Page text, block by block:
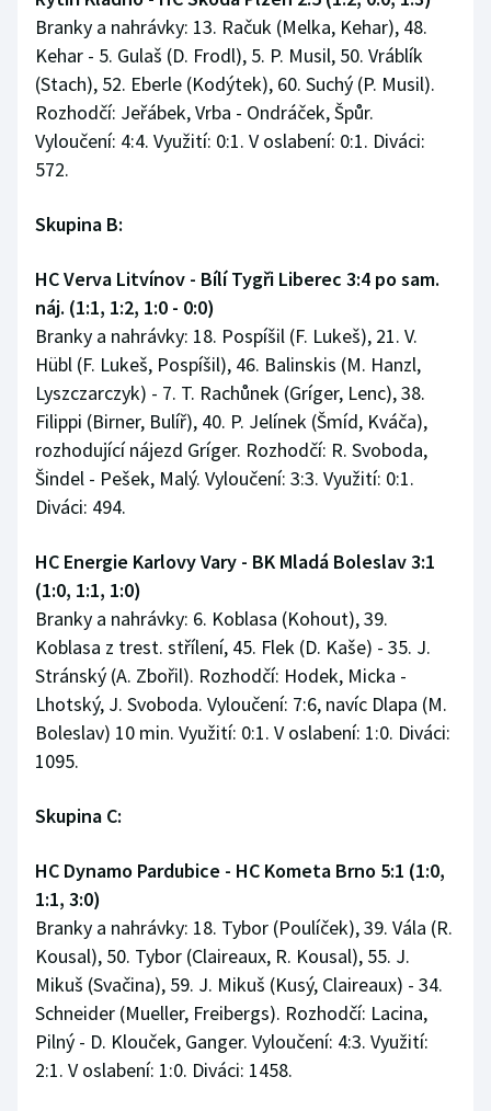
Branky a nahrávky: 13. Račuk (Melka, Kehar), 48.
Kehar - 5. Gulaš (D. Frodl), 5. P. Musil, 50. Vráblík
(Stach), 52. Eberle (Kodýtek), 60. Suchý (P. Musil).
Rozhodčí: Jeřábek, Vrba - Ondráček, Špůr.
Vyloučení: 4:4. Využití: 0:1. V oslabení: 0:1. Diváci:
572.
Skupina B:
HC Verva Litvínov - Bílí Tygři Liberec 3:4 po sam.
náj. (1:1, 1:2, 1:0 - 0:0)
Branky a nahrávky: 18. Pospíšil (F. Lukeš), 21. V.
Hübl (F. Lukeš, Pospíšil), 46. Balinskis (M. Hanzl,
Lyszczarczyk) - 7. T. Rachůnek (Gríger, Lenc), 38.
Filippi (Birner, Bulíř), 40. P. Jelínek (Šmíd, Kváča),
rozhodující nájezd Gríger. Rozhodčí: R. Svoboda,
Šindel - Pešek, Malý. Vyloučení: 3:3. Využití: 0:1.
Diváci: 494.
HC Energie Karlovy Vary - BK Mladá Boleslav 3:1
(1:0, 1:1, 1:0)
Branky a nahrávky: 6. Koblasa (Kohout), 39.
Koblasa z trest. střílení, 45. Flek (D. Kaše) - 35. J.
Stránský (A. Zbořil). Rozhodčí: Hodek, Micka -
Lhotský, J. Svoboda. Vyloučení: 7:6, navíc Dlapa (M.
Boleslav) 10 min. Využití: 0:1. V oslabení: 1:0. Diváci:
1095.
Skupina C:
HC Dynamo Pardubice - HC Kometa Brno 5:1 (1:0,
1:1, 3:0)
Branky a nahrávky: 18. Tybor (Poulíček), 39. Vála (R.
Kousal), 50. Tybor (Claireaux, R. Kousal), 55. J.
Mikuš (Svačina), 59. J. Mikuš (Kusý, Claireaux) - 34.
Schneider (Mueller, Freibergs). Rozhodčí: Lacina,
Pilný - D. Klouček, Ganger. Vyloučení: 4:3. Využití:
2:1. V oslabení: 1:0. Diváci: 1458.